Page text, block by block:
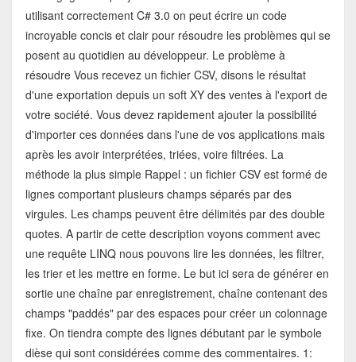
utilisant correctement C# 3.0 on peut écrire un code
incroyable concis et clair pour résoudre les problèmes qui se
posent au quotidien au développeur. Le problème à
résoudre Vous recevez un fichier CSV, disons le résultat
d'une exportation depuis un soft XY des ventes à l'export de
votre société. Vous devez rapidement ajouter la possibilité
d'importer ces données dans l'une de vos applications mais
après les avoir interprétées, triées, voire filtrées. La
méthode la plus simple Rappel : un fichier CSV est formé de
lignes comportant plusieurs champs séparés par des
virgules. Les champs peuvent être délimités par des double
quotes. A partir de cette description voyons comment avec
une requête LINQ nous pouvons lire les données, les filtrer,
les trier et les mettre en forme. Le but ici sera de générer en
sortie une chaîne par enregistrement, chaîne contenant des
champs "paddés" par des espaces pour créer un colonnage
fixe. On tiendra compte des lignes débutant par le symbole
dièse qui sont considérées comme des commentaires. 1: